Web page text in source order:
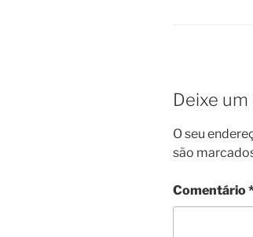
Deixe
O seu
são
Comentário